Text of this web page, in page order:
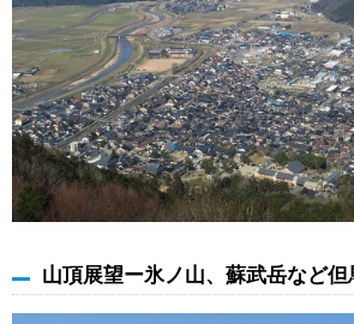
山頂展望ー氷ノ山、蘇武岳など但